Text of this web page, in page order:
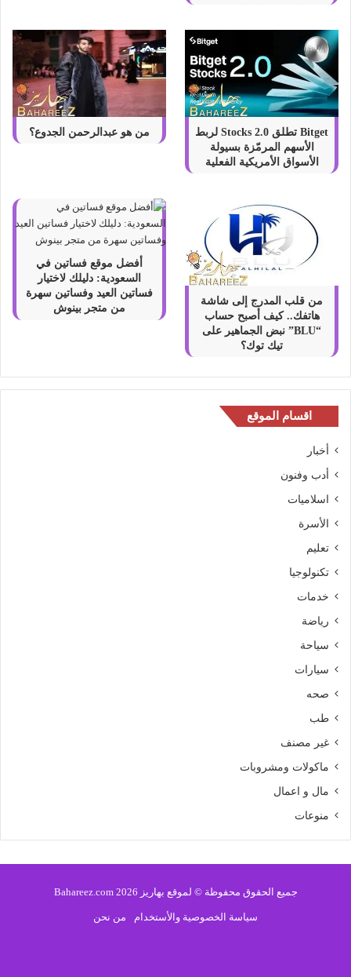
Bitget تطلق Stocks 2.0 لربط
الأسهم المرمّزة بسيولة
الأسواق الأمريكية الفعلية
من هو عبدالرحمن الجدوع؟
من قلب المدرج إلى شاشة
هاتفك.. كيف أصبح حساب
“BLU” نبض الجماهير على
تيك توك؟
أفضل موقع فساتين في
السعودية: دليلك لاختيار
فساتين العيد وفساتين سهرة
من متجر بينوش
اقسام الموقع
أخبار
أدب وفنون
اسلاميات
الأسرة
تعليم
تكنولوجيا
خدمات
رياضة
سياحة
سيارات
صحه
طب
غير مصنف
ماكولات ومشروبات
مال و اعمال
منوعات
جميع الحقوق محفوظة © لموقع بهاريز 2026 Bahareez.com
سياسة الخصوصية والأستخدام من نحن